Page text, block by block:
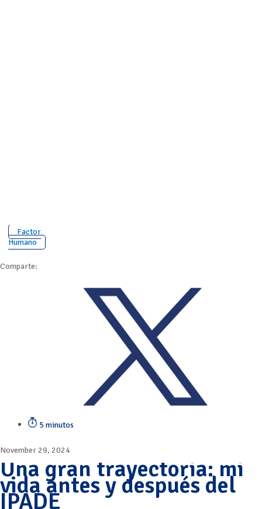
Factor
Humano
Comparte:
5 minutos
November 29, 2024
Una gran trayectoria: mi
vida antes y después del
IPADE